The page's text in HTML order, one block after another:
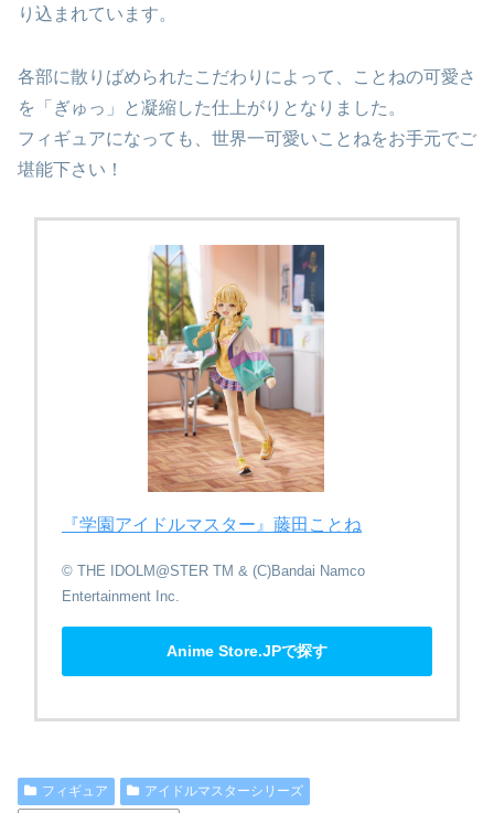
り込まれています。
各部に散りばめられたこだわりによって、ことねの可愛さ
を「ぎゅっ」と凝縮した仕上がりとなりました。
フィギュアになっても、世界一可愛いことねをお手元でご
堪能下さい！
『学園アイドルマスター』​藤田ことね
© THE IDOLM@STER TM & (C)Bandai Namco
Entertainment Inc.
Anime Store.JPで探す
フィギュア アイドルマスターシリーズ